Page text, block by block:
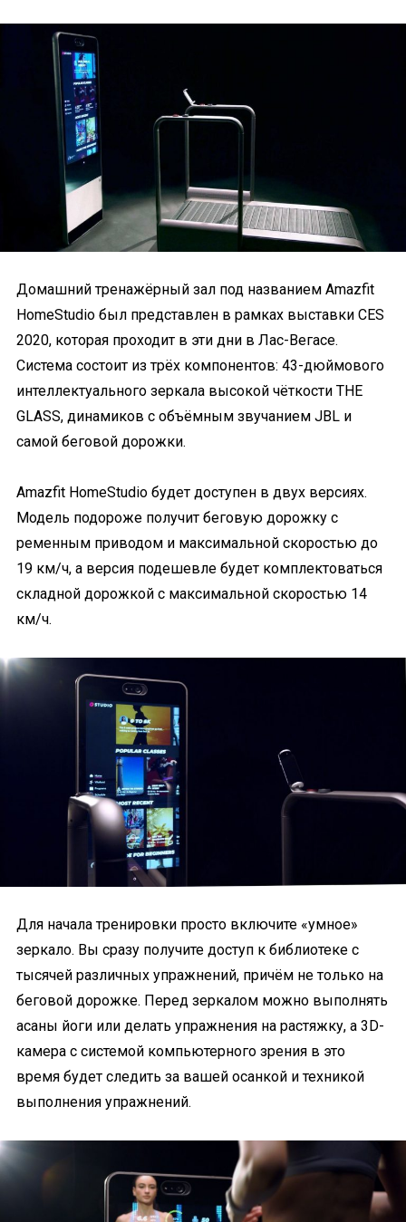
Домашний тренажёрный зал под названием Amazfit
HomeStudio был представлен в рамках выставки CES
2020, которая проходит в эти дни в Лас-Вегасе.
Система состоит из трёх компонентов: 43-дюймового
интеллектуального зеркала высокой чёткости THE
GLASS, динамиков с объёмным звучанием JBL и
самой беговой дорожки.
Amazfit HomeStudio будет доступен в двух версиях.
Модель подороже получит беговую дорожку с
ременным приводом и максимальной скоростью до
19 км/ч, а версия подешевле будет комплектоваться
складной дорожкой с максимальной скоростью 14
км/ч.
Для начала тренировки просто включите «умное»
зеркало. Вы сразу получите доступ к библиотеке с
тысячей различных упражнений, причём не только на
беговой дорожке. Перед зеркалом можно выполнять
асаны йоги или делать упражнения на растяжку, а 3D-
камера с системой компьютерного зрения в это
время будет следить за вашей осанкой и техникой
выполнения упражнений.